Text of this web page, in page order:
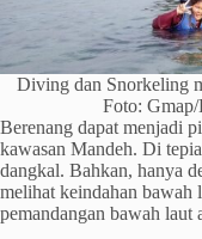
Diving dan Snorkeling
Foto:
Berenang dapat menjadi
kawasan Mandeh. Di
dangkal. Bahkan, hanya
melihat keindahan bawah
pemandangan bawah laut